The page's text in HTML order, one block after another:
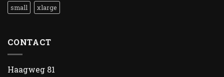
small
xlarge
CONTACT
Haagweg 81